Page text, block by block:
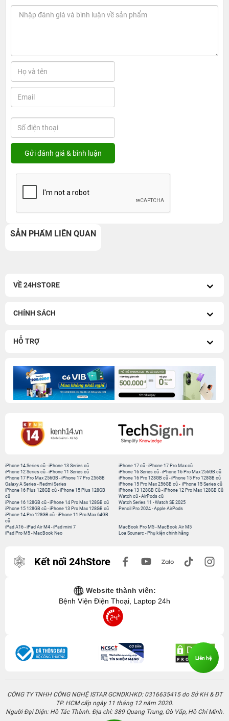
SẢN PHẨM LIÊN QUAN
VỀ 24HSTORE
CHÍNH SÁCH
HỖ TRỢ
iPhone 14 Series cũ -iPhone 13 Series cũ
iPhone 12 Series cũ -iPhone 11 Series cũ
iPhone 17 Pro Max 256GB -iPhone 17 Pro 256GB
Galaxy A Series - Redmi Series
iPhone 17 cũ-iPhone 17 Pro Max cũ
iPhone 16 Series cũ- iPhone 16 Pro Max 256GB cũ
iPhone 16 Pro 128GB cũ-iPhone 15 Pro 128GB cũ
iPhone 15 Pro Max 256GB cũ- iPhone 15 Series cũ
iPhone 16 Plus 128GB cũ -iPhone 15 Plus 128GB
cũ
iPhone 16 128GB cũ -iPhone 14 Pro Max 128GB cũ
iPhone 15 128GB cũ -iPhone 13 Pro Max 128GB cũ
iPhone 14 Pro 128GB cũ -iPhone 11 Pro Max 64GB
cũ
iPhone 13 128GB Cũ-iPhone 12 Pro Max 128GB Cũ
Watch cũ-AirPods cũ
Watch Series 11 -Watch SE 2025
Pencil Pro 2024-Apple AirPods
iPad A16 -iPad Air M4 -iPad mini 7
iPad Pro M5 - MacBook Neo
MacBook Pro M5- MacBook Air M5
Loa Sounarc- Phụ kiện chính hãng
Kết nối 24hStore
Website thành viên:
Bệnh Viện Điện Thoại, Laptop 24h
CÔNG TY TNHH CÔNG NGHỆ ISTAR GCNDKHKD: 0316635415 do Sở KH & ĐT
TP. HCM cấp ngày 11 tháng 12 năm 2020.
Người Đại Diện: Hồ Tác Thành. Địa chỉ: 389 Quang Trung, Gò Vấp, Hồ Chí Minh.
Liên hệ